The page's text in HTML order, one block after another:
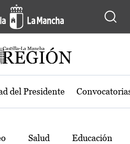
de Castilla-La
del Presidente
Salud Educación